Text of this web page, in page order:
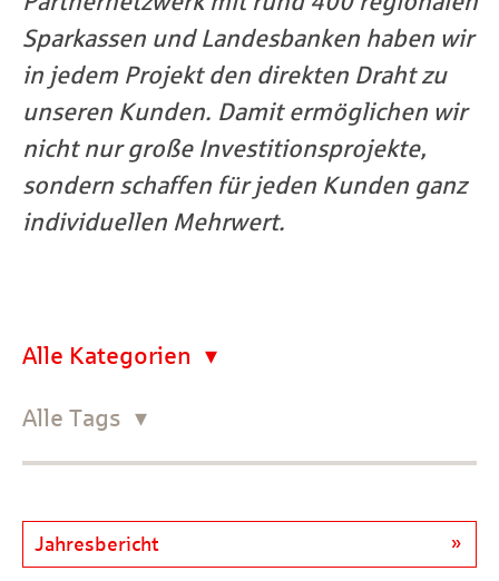
Sparkassen und Landesbanken haben wir
in jedem Projekt den direkten Draht zu
unseren Kunden. Damit ermöglichen wir
nicht nur große Investitionsprojekte,
sondern schaffen für jeden Kunden ganz
individuellen Mehrwert.
Alle Kategorien
Alle Tags
Jahresbericht